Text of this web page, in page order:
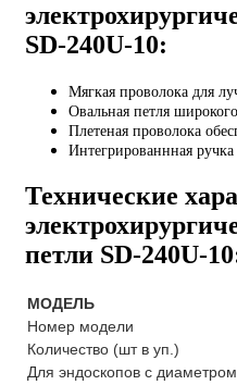
SD-240U-10:
Мягкая проволока для
Овальная петля
Плетеная проволока
Интегрированнная
Технические
петли SD-240U-
МОДЕЛЬ
Номер модели
Количество (шт в уп.)
Для эндоскопов с